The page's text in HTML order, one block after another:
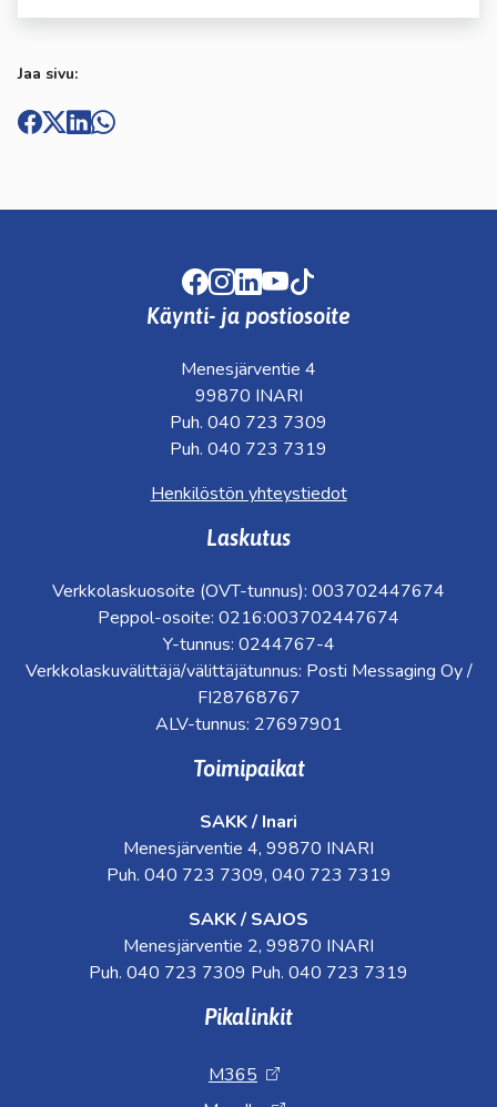
Jaa sivu:
Facebook
Instagram
LinkedIn
Youtube
Käynti- ja postiosoite
Menesjärventie 4
99870 INARI
Puh. 040 723 7309
Puh. 040 723 7319
Henkilöstön yhteystiedot
Laskutus
Verkkolaskuosoite (OVT-tunnus): 003702447674
Peppol-osoite: 0216:003702447674
Y-tunnus: 0244767-4
Verkkolaskuvälittäjä/välittäjätunnus: Posti Messaging Oy /
FI28768767
ALV-tunnus: 27697901
Toimipaikat
SAKK / Inari
Menesjärventie 4, 99870 INARI
Puh. 040 723 7309, 040 723 7319
SAKK / SAJOS
Menesjärventie 2, 99870 INARI
Puh. 040 723 7309 Puh. 040 723 7319
Pikalinkit
M365